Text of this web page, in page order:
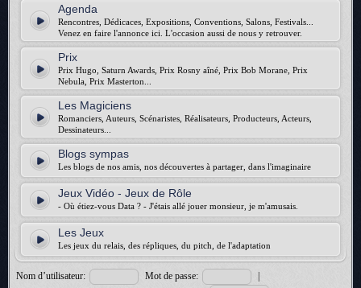
Agenda
Rencontres, Dédicaces, Expositions, Conventions, Salons, Festivals...
Venez en faire l'annonce ici. L'occasion aussi de nous y retrouver.
Prix
Prix Hugo, Saturn Awards, Prix Rosny aîné, Prix Bob Morane, Prix
Nebula, Prix Masterton...
Les Magiciens
Romanciers, Auteurs, Scénaristes, Réalisateurs, Producteurs, Acteurs,
Dessinateurs...
Blogs sympas
Les blogs de nos amis, nos découvertes à partager, dans l'imaginaire
Jeux Vidéo - Jeux de Rôle
- Où étiez-vous Data ? - J'étais allé jouer monsieur, je m'amusais.
Les Jeux
Les jeux du relais, des répliques, du pitch, de l'adaptation
Nom d’utilisateur: Mot de passe:
|